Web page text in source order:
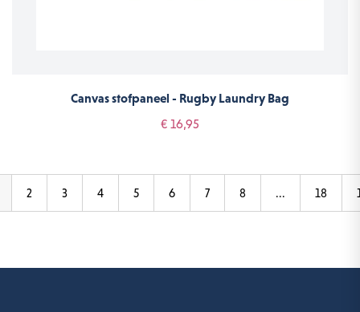
Canvas stofpaneel - Rugby Laundry Bag
€ 16,95
2 3 4 5 6 7 8 ... 18